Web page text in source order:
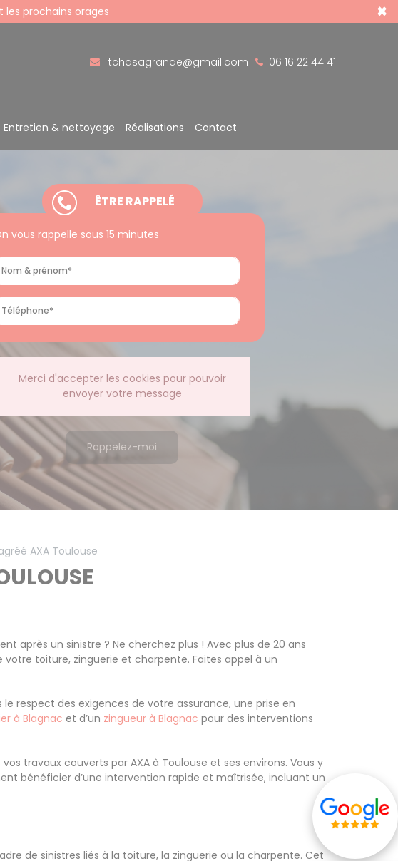
prochains orages ×
tchasagrande@gmail.com 06 16 22 44 41
Entretien & nettoyage Réalisations Contact
ÊTRE RAPPELÉ
vous rappelle sous 15 minutes
Merci d'accepter les cookies pour pouvoir
envoyer votre message
Rappelez-moi
AXA Toulouse
après un sinistre ? Ne cherchez plus ! Avec plus de 20 ans
toiture, zinguerie et charpente. Faites appel à un
respect des exigences de votre assurance, une prise en
à Blagnac et d’un zingueur à Blagnac pour des interventions
travaux couverts par AXA à Toulouse et ses environs. Vous y
bénéficier d’une intervention rapide et maîtrisée, incluant un
de sinistres liés à la toiture, la zinguerie ou la charpente. Cet